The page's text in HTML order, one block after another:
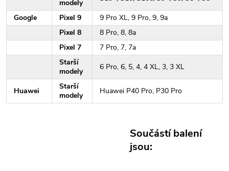
modely
Google
Pixel 9
9 Pro XL, 9 Pro, 9, 9a
Pixel 8
8 Pro, 8, 8a
Pixel 7
7 Pro, 7, 7a
Starší
modely
6 Pro, 6, 5, 4, 4 XL, 3, 3 XL
Huawei
Starší
modely
Huawei P40 Pro, P30 Pro
Součástí balení
jsou: